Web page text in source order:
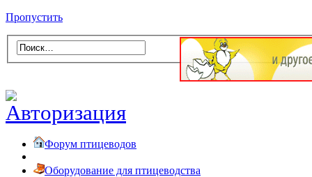
Пропустить
Форум птицеводов
Оборудование для птицеводства